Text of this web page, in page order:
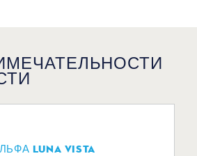
LUNA VISTA